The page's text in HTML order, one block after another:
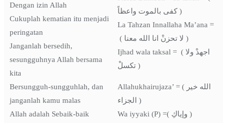
Dengan izin Allah
Cukuplah kematian itu menjadi
peringatan
Janganlah bersedih,
sesungguhnya Allah bersama
kita
Bersungguh-sungguhlah, dan
janganlah kamu malas
Allah adalah Sebaik-baik
كفى بالموت واعظاً )
La Tahzan Innallaha Ma’ana =
( لا تحزنْ انا الله معنا )
Ijhad wala taksal = ( اجهدْ ولا
تكسلْ )
Allahukhairujaza’ = ( الله خير
الجزاء )
Wa iyyaki (P) =( وإياكِ )